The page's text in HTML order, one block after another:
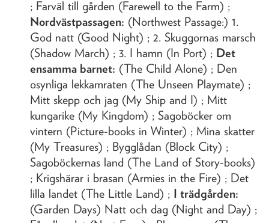
; Farväl till gården (Farewell to the Farm) ;
Nordvästpassagen: (Northwest Passage:) 1.
God natt (Good Night) ; 2. Skuggornas marsch
(Shadow March) ; 3. I hamn (In Port) ; Det
ensamma barnet: (The Child Alone) ; Den
osynliga lekkamraten (The Unseen Playmate) ;
Mitt skepp och jag (My Ship and I) ; Mitt
kungarike (My Kingdom) ; Sagoböcker om
vintern (Picture-books in Winter) ; Mina skatter
(My Treasures) ; Bygglådan (Block City) ;
Sagoböckernas land (The Land of Story-books)
; Krigshärar i brasan (Armies in the Fire) ; Det
lilla landet (The Little Land) ; I trädgården:
(Garden Days) Natt och dag (Night and Day) ;